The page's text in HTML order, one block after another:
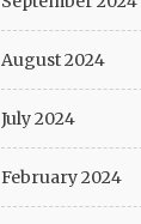
August 2024
July 2024
February 2024